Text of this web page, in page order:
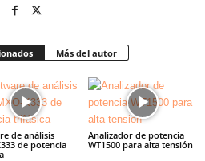
Más del autor
de análisis
de potencia
Analizador de potencia
WT1500 para alta tensión